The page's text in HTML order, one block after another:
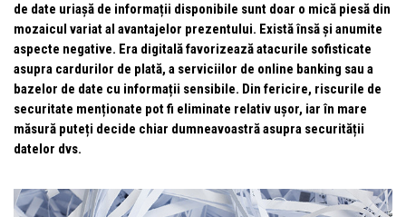
de date uriașă de informații disponibile sunt doar o mică piesă din
mozaicul variat al avantajelor prezentului. Există însă și anumite
aspecte negative. Era digitală favorizează atacurile sofisticate
asupra cardurilor de plată, a serviciilor de online banking sau a
bazelor de date cu informații sensibile. Din fericire, riscurile de
securitate menționate pot fi eliminate relativ ușor, iar în mare
măsură puteți decide chiar dumneavoastră asupra securității
datelor dvs.